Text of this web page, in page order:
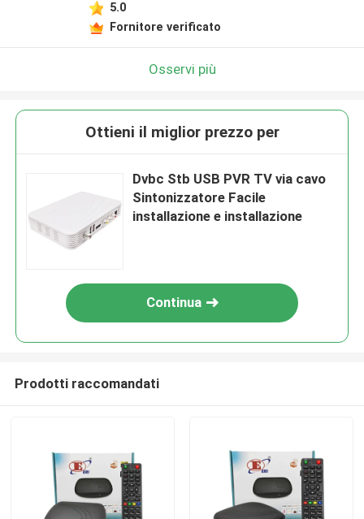
5.0
Fornitore verificato
Osservi più
Ottieni il miglior prezzo per
Dvbc Stb USB PVR TV via cavo
Sintonizzatore Facile
installazione e installazione
Continua
Prodotti raccomandati